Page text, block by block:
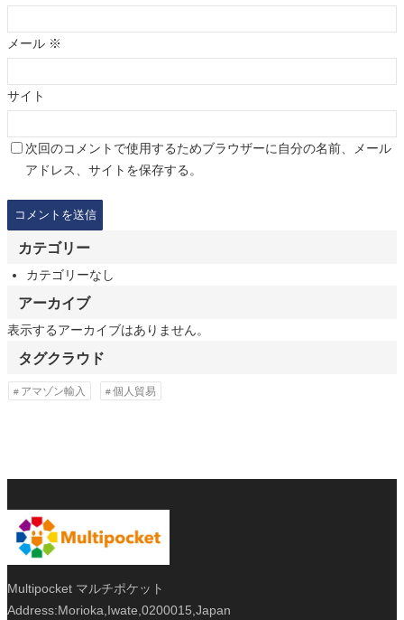
メール ※
サイト
次回のコメントで使用するためブラウザーに自分の名前、メール
アドレス、サイトを保存する。
カテゴリー
カテゴリーなし
アーカイブ
表示するアーカイブはありません。
タグクラウド
アマゾン輸入 個人貿易
Multipocket マルチポケット
Address:Morioka,Iwate,0200015,Japan